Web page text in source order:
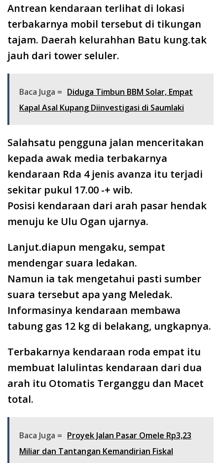
Antrean kendaraan terlihat di lokasi
terbakarnya mobil tersebut di tikungan
tajam. Daerah kelurahhan Batu kung.tak
jauh dari tower seluler.
Baca Juga = Diduga Timbun BBM Solar, Empat
Kapal Asal Kupang Diinvestigasi di Saumlaki
Salahsatu pengguna jalan menceritakan
kepada awak media terbakarnya
kendaraan Rda 4 jenis avanza itu terjadi
sekitar pukul 17.00 -+ wib.
Posisi kendaraan dari arah pasar hendak
menuju ke Ulu Ogan ujarnya.
Lanjut.diapun mengaku, sempat
mendengar suara ledakan.
Namun ia tak mengetahui pasti sumber
suara tersebut apa yang Meledak.
Informasinya kendaraan membawa
tabung gas 12 kg di belakang, ungkapnya.
Terbakarnya kendaraan roda empat itu
membuat lalulintas kendaraan dari dua
arah itu Otomatis Terganggu dan Macet
total.
Baca Juga = Proyek Jalan Pasar Omele Rp3,23
Miliar dan Tantangan Kemandirian Fiskal